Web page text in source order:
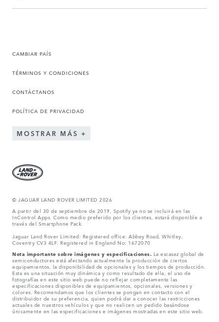
CAMBIAR PAÍS
TÉRMINOS Y CONDICIONES
CONTÁCTANOS
POLÍTICA DE PRIVACIDAD
MOSTRAR MÁS
© JAGUAR LAND ROVER LIMITED 2026
A partir del 30 de septiembre de 2019, Spotify ya no se incluirá en las
InControl Apps. Como medio preferido por los clientes, estará disponible a
través del Smartphone Pack.
Jaguar Land Rover Limited: Registered office: Abbey Road, Whitley,
Coventry CV3 4LF. Registered in England No: 1672070
Nota importante sobre imágenes y especificaciones. La escasez global de
semiconductores está afectando actualmente la producción de ciertos
equipamientos, la disponibilidad de opcionales y los tiempos de producción.
Esta es una situación muy dinámica y como resultado de ella, el uso de
fotografías en este sitio web puede no reflejar completamente las
especificaciones disponibles de equipamientos, opcionales, versiones y
colores. Recomendamos que los clientes se pongan en contacto con el
distribuidor de su preferencia, quien podrá dar a conocer las restricciones
actuales de nuestros vehículos y que no realicen un pedido basándose
únicamente en las especificaciones e imágenes mostradas en este sitio web.